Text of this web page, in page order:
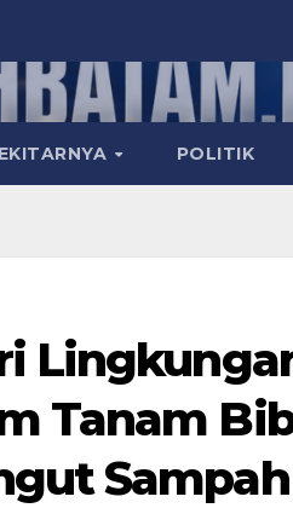
POLITIK
Tanam